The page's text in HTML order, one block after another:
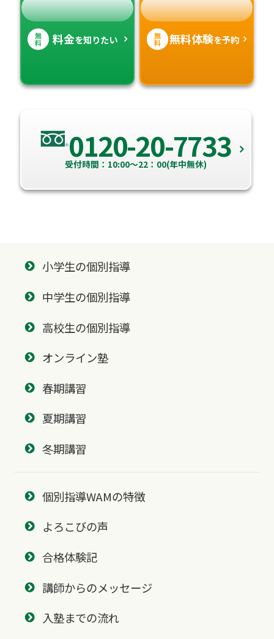
無
料 料金を知りたい 無
料 無料体験を予約
0120-20-7733
受付時間：10:00～22：00(年中無休)
小学生の個別指導
中学生の個別指導
高校生の個別指導
オンライン塾
春期講習
夏期講習
冬期講習
個別指導WAMの特徴
よろこびの声
合格体験記
講師からのメッセージ
入塾までの流れ